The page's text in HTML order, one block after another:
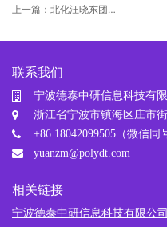
上一篇：北化汪晓东团队
联系我们
宁波德泰中研信息科技有
浙江省宁波市镇海区庄市
+86 18042099505（微信同
yuanzm@polydt.com
相关链接
宁波德泰中研信息科技有限公司